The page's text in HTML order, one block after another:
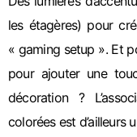
les étagères) pour
« gaming setup ». Et
pour ajouter une
décoration ?
colorées est d’ailleurs